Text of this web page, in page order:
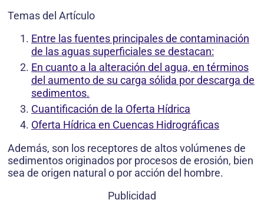
Temas del Artículo
Entre las fuentes principales de contaminación
de las aguas superficiales se destacan:
En cuanto a la alteración del agua, en términos
del aumento de su carga sólida por descarga de
sedimentos.
Cuantificación de la Oferta Hídrica
Oferta Hídrica en Cuencas Hidrográficas
Además, son los receptores de altos volúmenes de
sedimentos originados por procesos de erosión, bien
sea de origen natural o por acción del hombre.
Publicidad